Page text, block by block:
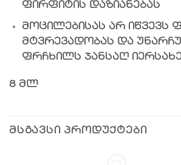
ფირფიტის დაზიანებას
მოცილებისას არ იწვევს
მტვრევადობას და
ფრჩხილს ჯანსაღ
8 მლ
ᲛᲡᲒᲐᲕᲡᲘ ᲞᲠᲝᲓᲣᲥᲢᲔᲑᲘ